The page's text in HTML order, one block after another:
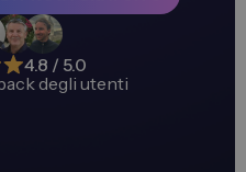
4.8 / 5.0
degli utenti